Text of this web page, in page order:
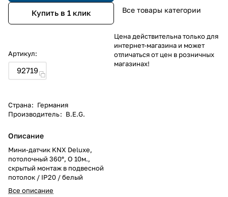
Купить в 1 клик
Артикул:
92719
Страна: Германия
Производитель: B.E.G.
Описание
Мини-датчик KNX Deluxe,
потолочный 360°, O 10м.,
скрытый монтаж в подвесной
потолок / IP20 / белый
Все описание
Все товары категории
Цена действительна только для
интернет-магазина и может
отличаться от цен в розничных
магазинах!